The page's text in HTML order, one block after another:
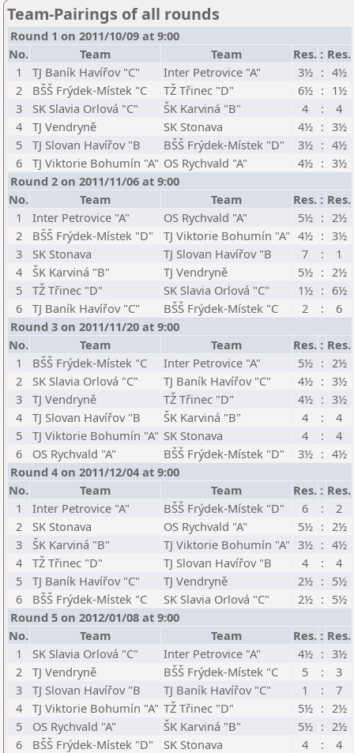
Team-Pairings of all rounds
Round 1 on 2011/10/09 at 9:00
No.
Team Team Res. : Res.
1
TJ Baník Havířov "C" Inter Petrovice "A" 3½ : 4½
2
BŠŠ Frýdek-Místek "C TŽ Třinec "D" 6½ : 1½
3
SK Slavia Orlová "C" ŠK Karviná "B" 4 :
4
4
TJ Vendryně SK Stonava 4½ : 3½
5
TJ Slovan Havířov "B BŠŠ Frýdek-Místek "D" 3½ : 4½
6
TJ Viktorie Bohumín "A" OS Rychvald "A" 4½ : 3½
Round 2 on 2011/11/06 at 9:00
No.
Team Team Res. : Res.
1
Inter Petrovice "A" OS Rychvald "A" 5½ : 2½
2
BŠŠ Frýdek-Místek "D" TJ Viktorie Bohumín "A" 4½ : 3½
3
SK Stonava TJ Slovan Havířov "B 7 :
1
4
ŠK Karviná "B" TJ Vendryně 5½ : 2½
5
TŽ Třinec "D" SK Slavia Orlová "C" 1½ : 6½
6
TJ Baník Havířov "C" BŠŠ Frýdek-Místek "C 2 :
6
Round 3 on 2011/11/20 at 9:00
No.
Team Team Res. : Res.
1
BŠŠ Frýdek-Místek "C Inter Petrovice "A" 5½ : 2½
2
SK Slavia Orlová "C" TJ Baník Havířov "C" 4½ : 3½
3
TJ Vendryně TŽ Třinec "D" 4½ : 3½
4
TJ Slovan Havířov "B ŠK Karviná "B" 4 :
4
5
TJ Viktorie Bohumín "A" SK Stonava 4 :
4
6
OS Rychvald "A" BŠŠ Frýdek-Místek "D" 3½ : 4½
Round 4 on 2011/12/04 at 9:00
No.
Team Team Res. : Res.
1
Inter Petrovice "A" BŠŠ Frýdek-Místek "D" 6 :
2
2
SK Stonava OS Rychvald "A" 5½ : 2½
3
ŠK Karviná "B" TJ Viktorie Bohumín "A" 3½ : 4½
4
TŽ Třinec "D" TJ Slovan Havířov "B 4 :
4
5
TJ Baník Havířov "C" TJ Vendryně 2½ : 5½
6
BŠŠ Frýdek-Místek "C SK Slavia Orlová "C" 2½ : 5½
Round 5 on 2012/01/08 at 9:00
No.
Team Team Res. : Res.
1
SK Slavia Orlová "C" Inter Petrovice "A" 4½ : 3½
2
TJ Vendryně BŠŠ Frýdek-Místek "C 5 :
3
3
TJ Slovan Havířov "B TJ Baník Havířov "C" 1 :
7
4
TJ Viktorie Bohumín "A" TŽ Třinec "D" 5½ : 2½
5
OS Rychvald "A" ŠK Karviná "B" 5½ : 2½
6
BŠŠ Frýdek-Místek "D" SK Stonava 4 :
4